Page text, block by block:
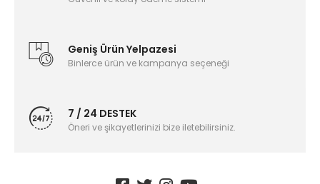
Geniş Ürün Yelpazesi
Binlerce ürün ve kampanya seçeneği
7 / 24 DESTEK
Öneri ve şikayetlerinizi bize iletebilirsiniz.